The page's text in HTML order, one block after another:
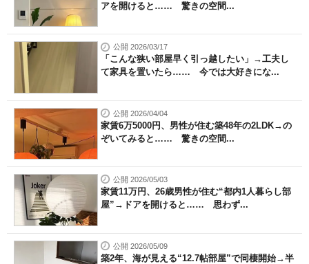
アを開けると…… 驚きの空間...
公開 2026/03/17
「こんな狭い部屋早く引っ越したい」→工夫し
て家具を置いたら…… 今では大好きにな...
公開 2026/04/04
家賃6万5000円、男性が住む築48年の2LDK→の
ぞいてみると…… 驚きの空間...
公開 2026/05/03
家賃11万円、26歳男性が住む“都内1人暮らし部
屋”→ドアを開けると…… 思わず...
公開 2026/05/09
築2年、海が見える“12.7帖部屋”で同棲開始→半